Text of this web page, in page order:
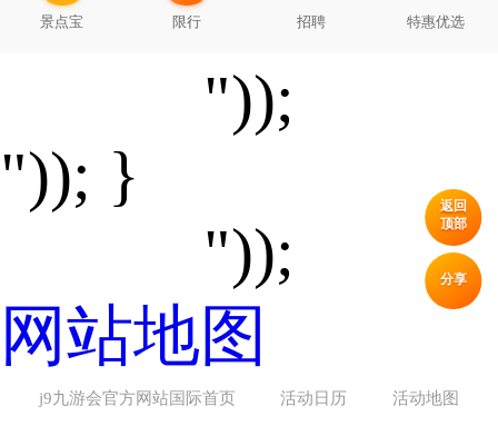
j9九游会官方网站国际首页 活动日历 活动地图
返回
顶部
分享
景点宝 限行 招聘 特惠优选
"));
")); }
"));
网站地图